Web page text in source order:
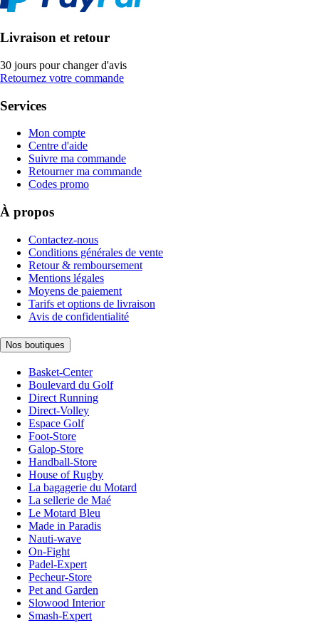
Livraison et retour
30 jours pour changer d'avis
Retournez votre commande
Services
Mon compte
Centre d'aide
Suivre ma commande
Retourner ma commande
Codes promo
À propos
Contactez-nous
Conditions générales de vente
Retour & remboursement
Mentions légales
Moyens de paiement
Tarifs et options de livraison
Avis de confidentialité
Nos boutiques
Basket-Center
Boulevard du Golf
Direct Running
Direct-Volley
Espace Golf
Foot-Store
Galop-Store
Handball-Store
House of Rugby
La bagagerie du Motard
La sellerie de Maé
Le Motard Bleu
Made in Paradis
Nauti-wave
On-Fight
Padel-Expert
Pecheur-Store
Pet and Garden
Slowood Interior
Smash-Expert